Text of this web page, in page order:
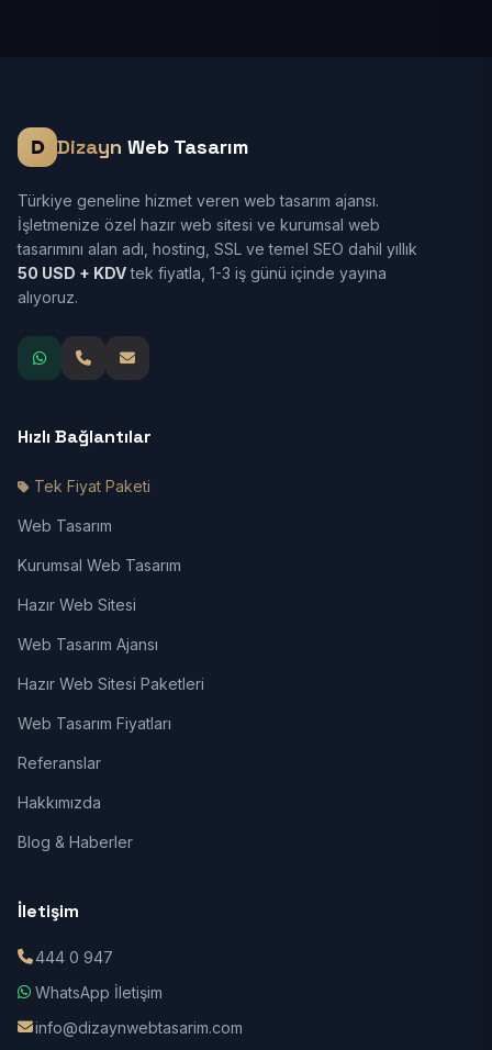
Dizayn Web Tasarım
Türkiye geneline hizmet veren web tasarım ajansı.
İşletmenize özel hazır web sitesi ve kurumsal web
tasarımını alan adı, hosting, SSL ve temel SEO dahil yıllık
50 USD + KDVtek fiyatla, 1-3 iş günü içinde yayına
alıyoruz.
Hızlı Bağlantılar
Tek Fiyat Paketi
Web Tasarım
Kurumsal Web Tasarım
Hazır Web Sitesi
Web Tasarım Ajansı
Hazır Web Sitesi Paketleri
Web Tasarım Fiyatları
Referanslar
Hakkımızda
Blog & Haberler
İletişim
444 0 947
WhatsApp İletişim
info@dizaynwebtasarim.com